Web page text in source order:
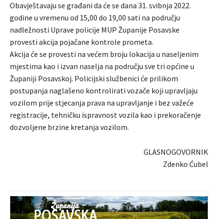
Obavještavaju se građani da će se dana 31. svibnja 2022.
godine u vremenu od 15,00 do 19,00 sati na području
nadležnosti Uprave policije MUP Županije Posavske
provesti akcija pojačane kontrole prometa.
Akcija će se provesti na većem broju lokacija u naseljenim
mjestima kao i izvan naselja na području sve tri općine u
Županiji Posavskoj. Policijski službenici će prilikom
postupanja naglašeno kontrolirati vozače koji upravljaju
vozilom prije stjecanja prava na upravljanje i bez važeće
registracije, tehničku ispravnost vozila kao i prekoračenje
dozvoljene brzine kretanja vozilom.
GLASNOGOVORNIK
Zdenko Ćubel